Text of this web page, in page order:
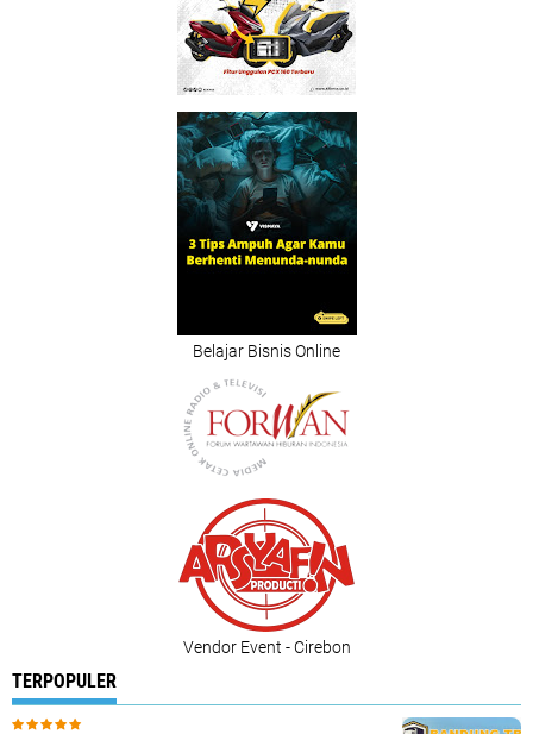
Belajar Bisnis Online
Vendor Event - Cirebon
TERPOPULER